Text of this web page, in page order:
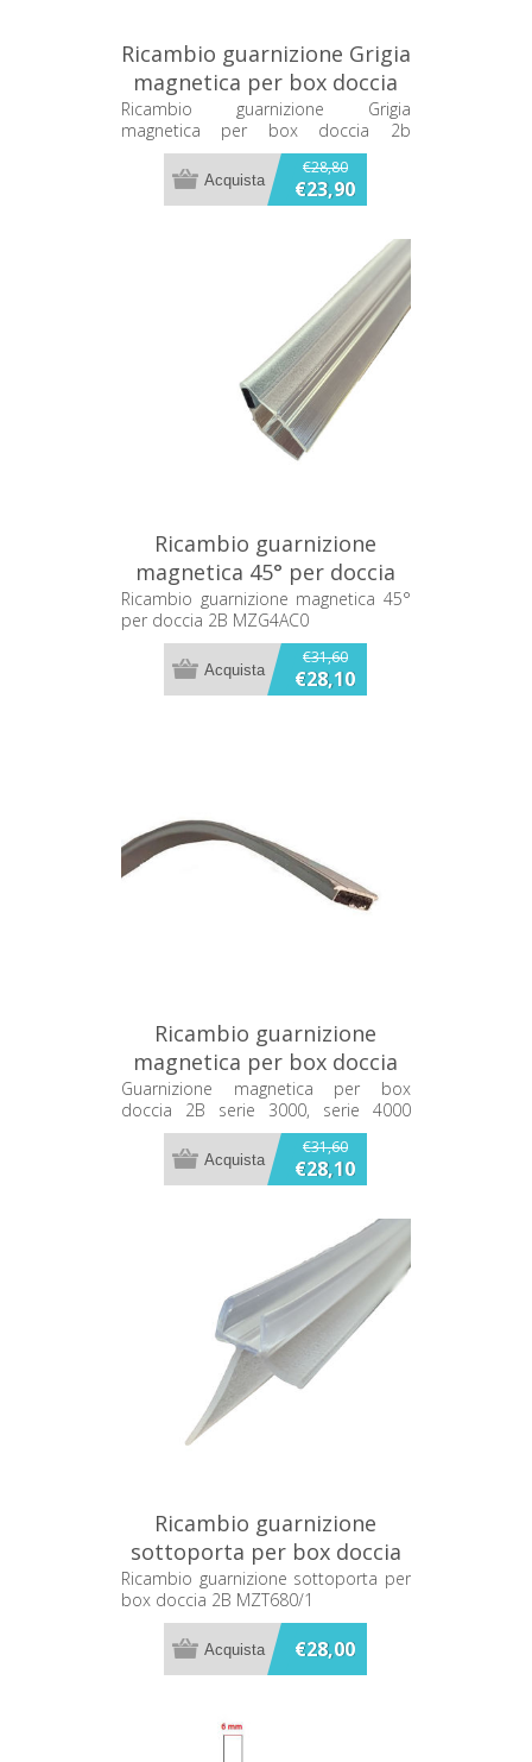
Ricambio guarnizione Grigia
magnetica per box doccia
2b MZE800
Ricambio guarnizione Grigia
magnetica per box doccia 2b
MZE800
€28,80
€23,90
Ricambio guarnizione
magnetica 45° per doccia
2B MZG4AC0
Ricambio guarnizione magnetica 45°
per doccia 2B MZG4AC0
€31,60
€28,10
Ricambio guarnizione
magnetica per box doccia
2B MZG3800
Guarnizione magnetica per box
doccia 2B serie 3000, serie 4000
MZG3800 Lunghezza : 182 cm
€31,60
€28,10
Ricambio guarnizione
sottoporta per box doccia
2B MZT680/1
Ricambio guarnizione sottoporta per
box doccia 2B MZT680/1
€28,00